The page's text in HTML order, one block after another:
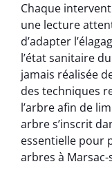
Chaque
une lecture
d’adapter
l’état sanitaire
jamais réalisée
des techniques
l’arbre afin de
arbre s’inscrit
essentielle pour
arbres à Marsac-